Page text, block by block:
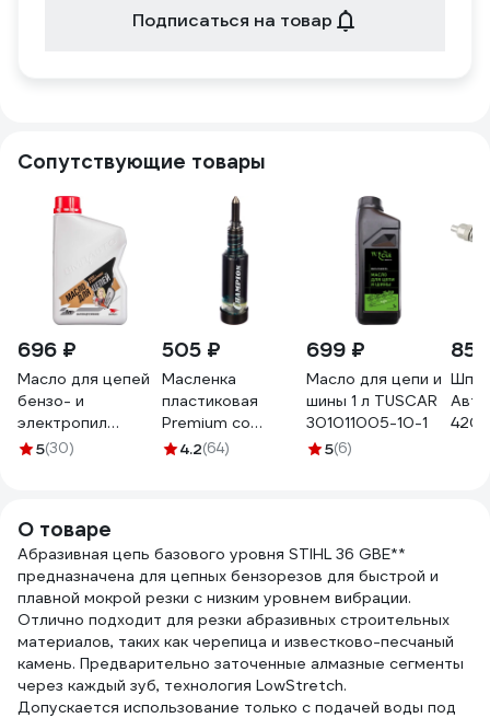
Подписаться на товар
Сопутствующие товары
696 ₽
Масло для цепей
бензо- и
электропил
минеральное
5(30)
505 ₽
Масленка
пластиковая
Premium со
смазкой Champion
4.2(64)
699 ₽
Масло для цепи и
шины 1 л TUSCAR
301011005-10-1
5(6)
О товаре
Абразивная цепь базового уровня STIHL 36 GBE**
предназначена для цепных бензорезов для быстрой и
плавной мокрой резки с низким уровнем вибрации.
Отлично подходит для резки абразивных строительных
материалов, таких как черепица и известково-песчаный
камень. Предварительно заточенные алмазные сегменты
через каждый зуб, технология LowStretch.
Допускается использование только с подачей воды под